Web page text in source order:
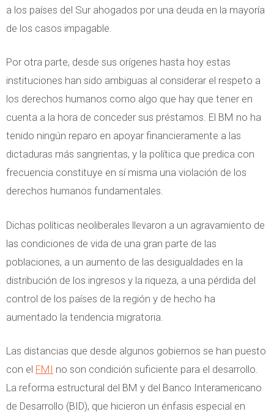
a los países del Sur ahogados por una deuda en la mayoría
de los casos impagable.
Por otra parte, desde sus orígenes hasta hoy estas
instituciones han sido ambiguas al considerar el respeto a
los derechos humanos como algo que hay que tener en
cuenta a la hora de conceder sus préstamos. El BM no ha
tenido ningún reparo en apoyar financieramente a las
dictaduras más sangrientas, y la política que predica con
frecuencia constituye en sí misma una violación de los
derechos humanos fundamentales.
Dichas políticas neoliberales llevaron a un agravamiento de
las condiciones de vida de una gran parte de las
poblaciones, a un aumento de las desigualdades en la
distribución de los ingresos y la riqueza, a una pérdida del
control de los países de la región y de hecho ha
aumentado la tendencia migratoria.
Las distancias que desde algunos gobiernos se han puesto
con el FMI no son condición suficiente para el desarrollo.
La reforma estructural del BM y del Banco Interamericano
de Desarrollo (BID), que hicieron un énfasis especial en